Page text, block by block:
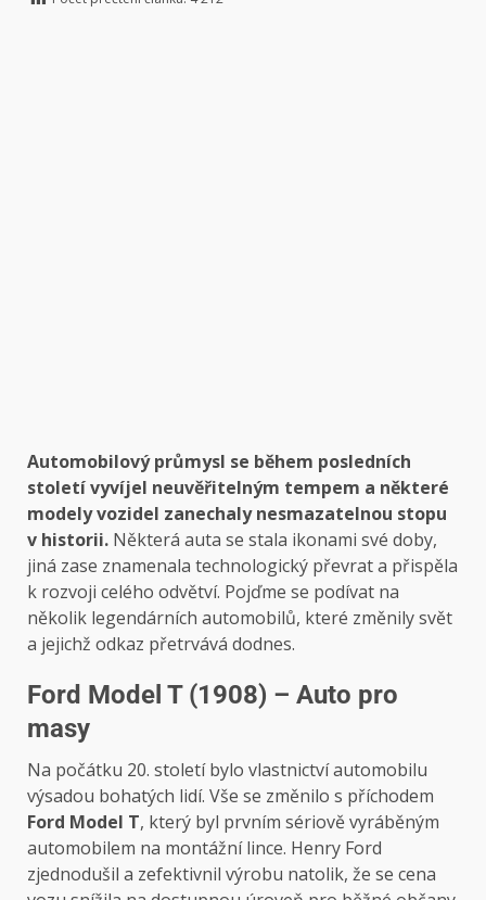
Automobilový průmysl se během posledních
století vyvíjel neuvěřitelným tempem a některé
modely vozidel zanechaly nesmazatelnou stopu
v historii. Některá auta se stala ikonami své doby,
jiná zase znamenala technologický převrat a přispěla
k rozvoji celého odvětví. Pojďme se podívat na
několik legendárních automobilů, které změnily svět
a jejichž odkaz přetrvává dodnes.
Ford Model T (1908) – Auto pro
masy
Na počátku 20. století bylo vlastnictví automobilu
výsadou bohatých lidí. Vše se změnilo s příchodem
Ford Model T, který byl prvním sériově vyráběným
automobilem na montážní lince. Henry Ford
zjednodušil a zefektivnil výrobu natolik, že se cena